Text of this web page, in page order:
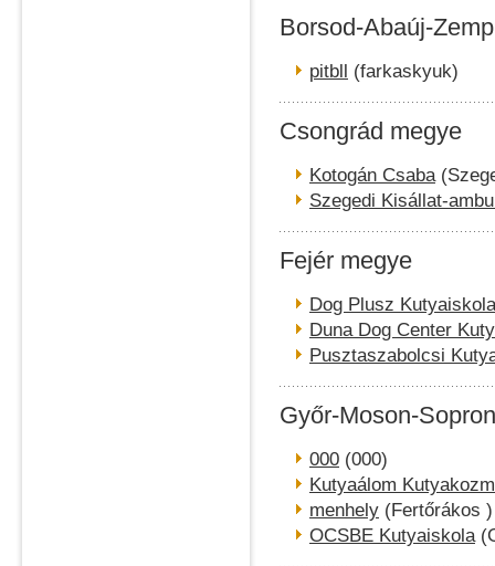
Borsod-Abaúj-
pitbll (farkaskyuk)
Csongrád megye
Kotogán Csaba
Szegedi Kisállat-
Fejér megye
Dog Plusz Kutyaiskola
Duna Dog Center
Pusztaszabolcsi
Győr-Moson-
000 (000)
Kutyaálom
menhely (Fertőrákos )
OCSBE Kutyaiskola